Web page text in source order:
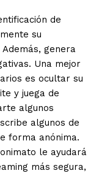
de
su
genera
Una mejor
es ocultar su
y juega de
algunos
algunos de
forma anónima.
le ayudará
más segura,